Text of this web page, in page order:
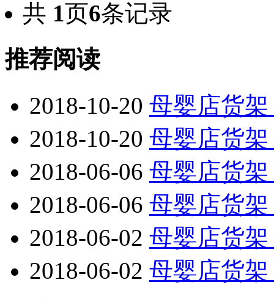
共 1页6条记录
推荐阅读
2018-10-20 母婴店货
2018-10-20 母婴店货
2018-06-06 母婴店货
2018-06-06 母婴店货
2018-06-02 母婴店货
2018-06-02 母婴店货